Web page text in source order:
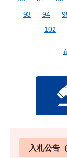
93
94
102
入札公告